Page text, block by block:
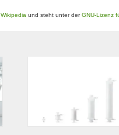
Wikipedia und steht unter derGNU-Lizenz